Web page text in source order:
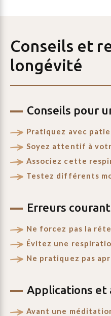
Conseils et
longévité
Conseils pour
Pratiquez avec
Soyez attentif à
Associez cette
Testez différents
Erreurs
Ne forcez pas la
Évitez une
Ne pratiquez pas
Applications et
Avant une